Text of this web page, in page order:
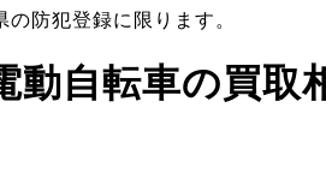
防犯登録に限ります。
動自転車の買取